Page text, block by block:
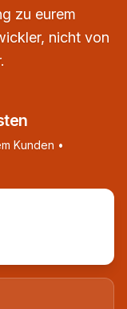
zu eurem
nicht von
Kunden •